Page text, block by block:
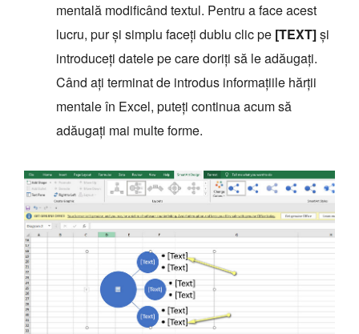
mentală modificând textul. Pentru a face acest
lucru, pur și simplu faceți dublu clic pe [TEXT]și
introduceți datele pe care doriți să le adăugați.
Când ați terminat de introdus informațiile hărții
mentale în Excel, puteți continua acum să
adăugați mai multe forme.